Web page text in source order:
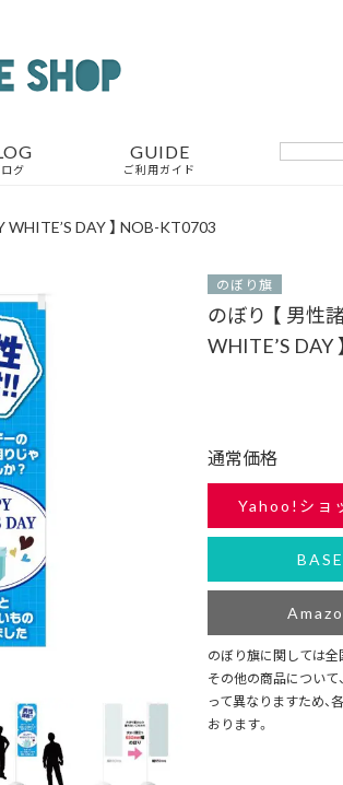
グ
GUIDE
ご利用ガイド
WHITE’S DAY 】 NOB-KT0703
のぼり旗
のぼり 【 男性
WHITE’S DAY
通常価格
Yahoo!ショ
のぼり旗に関しては全
その他の商品について
って異なりますため、
おります。